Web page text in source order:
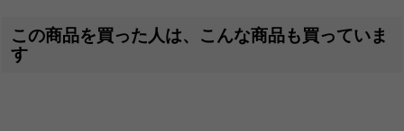
この商品を買った人は、こんな商品も買っていま
す